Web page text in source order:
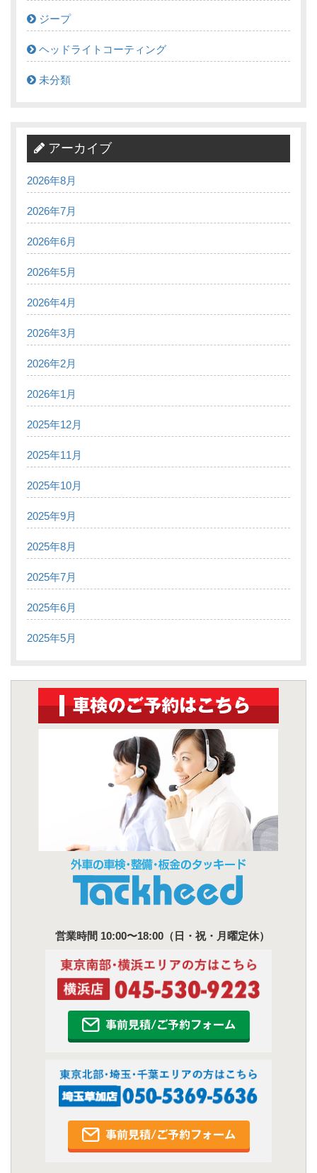
ジープ
ヘッドライトコーティング
未分類
アーカイブ
2026年8月
2026年7月
2026年6月
2026年5月
2026年4月
2026年3月
2026年2月
2026年1月
2025年12月
2025年11月
2025年10月
2025年9月
2025年8月
2025年7月
2025年6月
2025年5月
営業時間 10:00〜18:00（日・祝・月曜定休）